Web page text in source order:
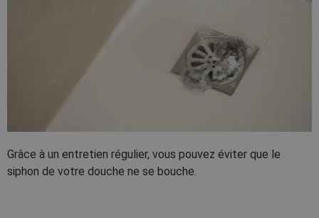
Grâce à un entretien régulier, vous pouvez éviter que le
siphon de votre douche ne se bouche.